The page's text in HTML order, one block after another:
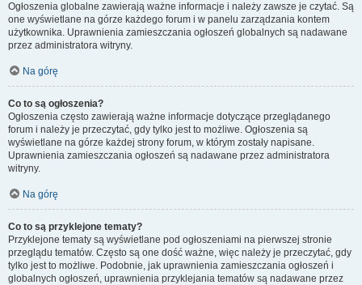
Ogłoszenia globalne zawierają ważne informacje i należy zawsze je czytać. Są
one wyświetlane na górze każdego forum i w panelu zarządzania kontem
użytkownika. Uprawnienia zamieszczania ogłoszeń globalnych są nadawane
przez administratora witryny.
Na górę
Co to są ogłoszenia?
Ogłoszenia często zawierają ważne informacje dotyczące przeglądanego
forum i należy je przeczytać, gdy tylko jest to możliwe. Ogłoszenia są
wyświetlane na górze każdej strony forum, w którym zostały napisane.
Uprawnienia zamieszczania ogłoszeń są nadawane przez administratora
witryny.
Na górę
Co to są przyklejone tematy?
Przyklejone tematy są wyświetlane pod ogłoszeniami na pierwszej stronie
przeglądu tematów. Często są one dość ważne, więc należy je przeczytać, gdy
tylko jest to możliwe. Podobnie, jak uprawnienia zamieszczania ogłoszeń i
globalnych ogłoszeń, uprawnienia przyklejania tematów są nadawane przez